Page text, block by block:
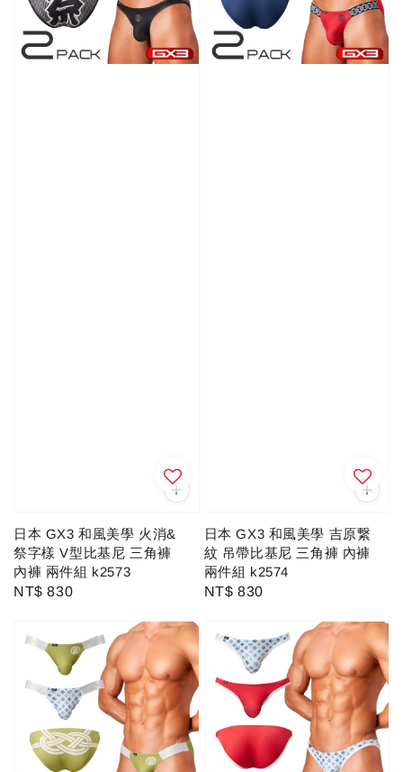
日本 GX3 和風美學 火消&
祭字樣 V型比基尼 三角褲
內褲 兩件組 k2573
Regular
NT$ 830
日本 GX3 和風美學 吉原繋
紋 吊帶比基尼 三角褲 內褲
兩件組 k2574
Regular
NT$ 830